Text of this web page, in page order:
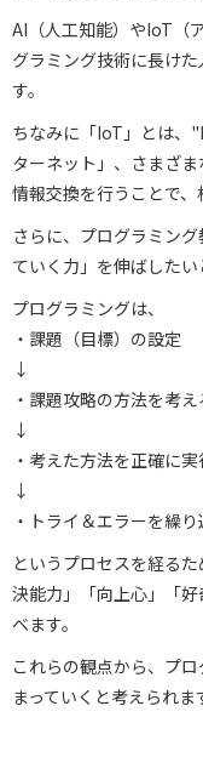
AI（人工知能）やIoT（
グラミング技術に長け
す。
ちなみに「IoT」とは
ターネット」、さまざま
情報交換を行うことで、
さらに、プログラミン
ていく力」を伸ばしたい
プログラミングは、
・課題（目標）の設定
↓
・課題攻略の方法を考え
↓
・考えた方法を正確に実
↓
・トライ＆エラーを繰
というプロセスを経る
決能力」「向上心」「
べます。
これらの観点から、プ
まっていくと考えられま